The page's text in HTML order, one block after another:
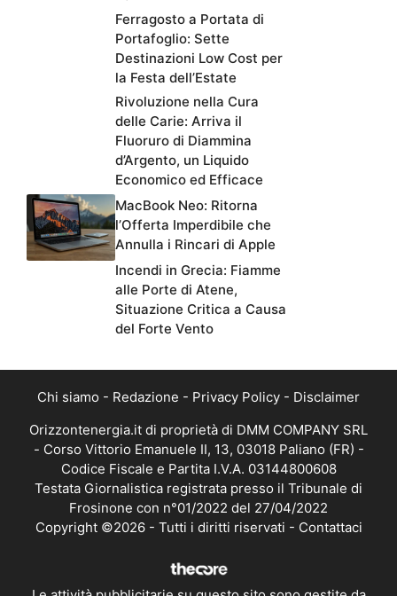
Ferragosto a Portata di
Portafoglio: Sette
Destinazioni Low Cost per
la Festa dell’Estate
Rivoluzione nella Cura
delle Carie: Arriva il
Fluoruro di Diammina
d’Argento, un Liquido
Economico ed Efficace
MacBook Neo: Ritorna
l’Offerta Imperdibile che
Annulla i Rincari di Apple
Incendi in Grecia: Fiamme
alle Porte di Atene,
Situazione Critica a Causa
del Forte Vento
Chi siamo - Redazione - Privacy Policy - Disclaimer
Orizzontenergia.it di proprietà di DMM COMPANY SRL
- Corso Vittorio Emanuele II, 13, 03018 Paliano (FR) -
Codice Fiscale e Partita I.V.A. 03144800608
Testata Giornalistica registrata presso il Tribunale di
Frosinone con n°01/2022 del 27/04/2022
Copyright ©2026 - Tutti i diritti riservati - Contattaci